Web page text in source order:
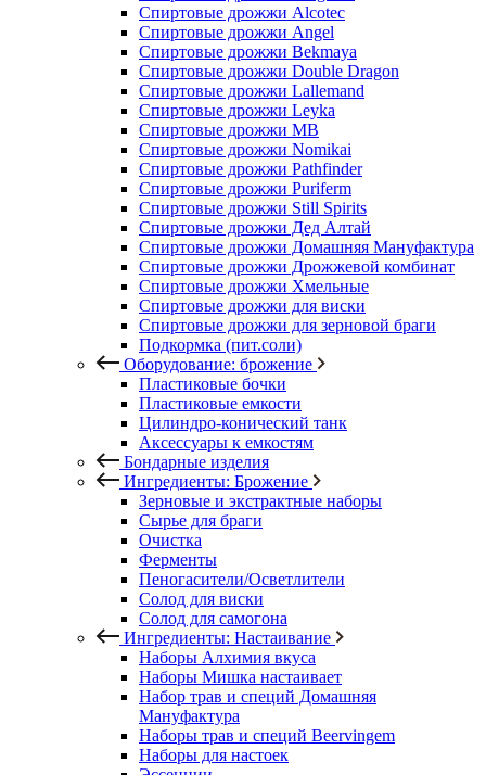
Спиртовые дрожжи Alcotec
Спиртовые дрожжи Angel
Спиртовые дрожжи Bekmaya
Спиртовые дрожжи Double Dragon
Спиртовые дрожжи Lallemand
Спиртовые дрожжи Leyka
Спиртовые дрожжи MB
Спиртовые дрожжи Nomikai
Спиртовые дрожжи Pathfinder
Спиртовые дрожжи Puriferm
Спиртовые дрожжи Still Spirits
Спиртовые дрожжи Дед Алтай
Спиртовые дрожжи Домашняя Мануфактура
Спиртовые дрожжи Дрожжевой комбинат
Спиртовые дрожжи Хмельные
Спиртовые дрожжи для виски
Спиртовые дрожжи для зерновой браги
Подкормка (пит.соли)
Оборудование: брожение
Пластиковые бочки
Пластиковые емкости
Цилиндро-конический танк
Аксессуары к емкостям
Бондарные изделия
Ингредиенты: Брожение
Зерновые и экстрактные наборы
Сырье для браги
Очистка
Ферменты
Пеногасители/Осветлители
Солод для виски
Солод для самогона
Ингредиенты: Настаивание
Наборы Алхимия вкуса
Наборы Мишка настаивает
Набор трав и специй Домашняя
Мануфактура
Наборы трав и специй Beervingem
Наборы для настоек